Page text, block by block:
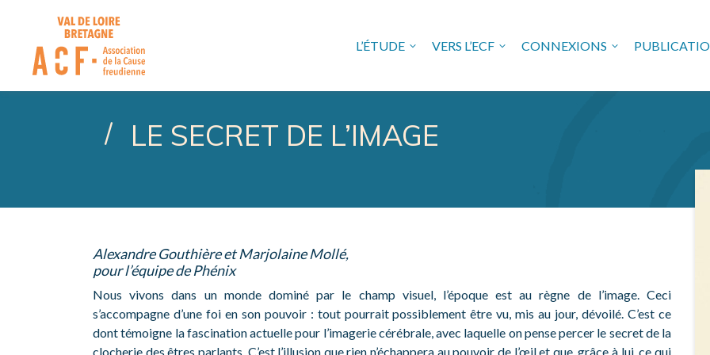
ASSOCIATION DE LA CAUSE FREUDIENNE EN VAL
L’ÉTUDE VERS L’ECF CONNEXIONS
LE SECRET DE L’IMAGE
Alexandre Gouthière et Marjolaine Mollé,
pour l’équipe de Phénix
Nous vivons dans un monde dominé par le champ visuel, l’époque est au règne de l’image. Ceci
s’accompagne d’une foi en son pouvoir : tout pourrait possiblement être vu, mis au jour, dévoilé. C’est ce
dont témoigne la fascination actuelle pour l’imagerie cérébrale, avec laquelle on pense percer le secret de la
clocherie des êtres parlants. C’est l’illusion que rien n’échappera au pouvoir de l’œil et que, grâce à lui, ce qui